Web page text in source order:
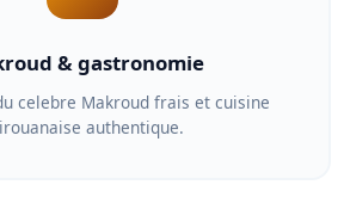
& gastronomie
celebre Makroud frais et cuisine
authentique.